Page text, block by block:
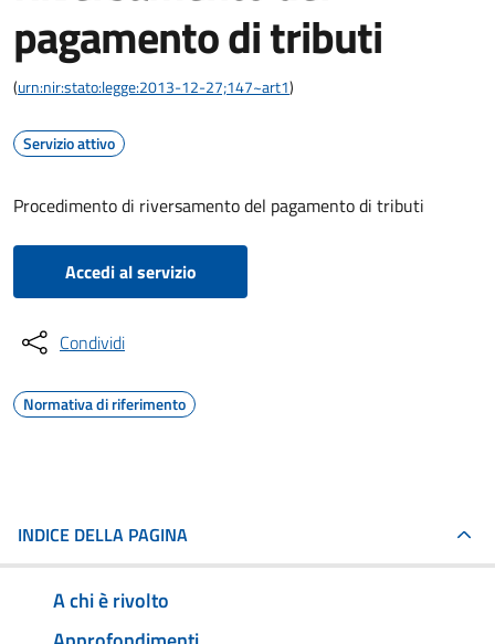
pagamento di tributi
(urn:nir:stato:legge:2013-12-27;147~art1)
Servizio attivo
Procedimento di riversamento del pagamento di tributi
Accedi al servizio
Condividi
Normativa di riferimento
INDICE DELLA PAGINA
A chi è rivolto